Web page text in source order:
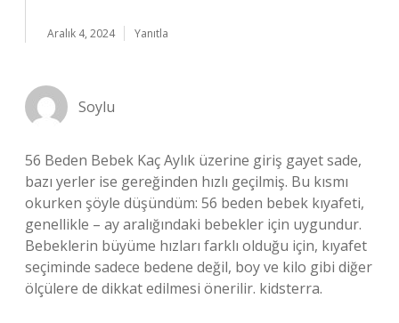
Aralık 4, 2024 Yanıtla
Soylu
56 Beden Bebek Kaç Aylık üzerine giriş gayet sade,
bazı yerler ise gereğinden hızlı geçilmiş. Bu kısmı
okurken şöyle düşündüm: 56 beden bebek kıyafeti,
genellikle – ay aralığındaki bebekler için uygundur.
Bebeklerin büyüme hızları farklı olduğu için, kıyafet
seçiminde sadece bedene değil, boy ve kilo gibi diğer
ölçülere de dikkat edilmesi önerilir. kidsterra.